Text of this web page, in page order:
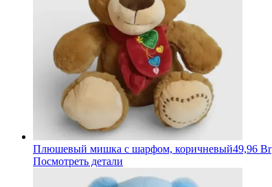
Плюшевый мишка с шарфом, коричневый49,96 Br
Посмотреть детали